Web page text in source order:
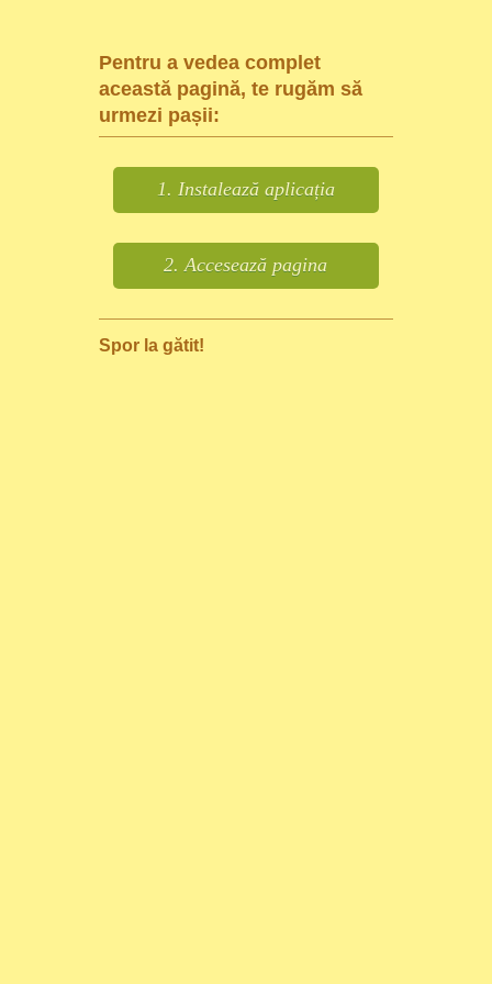
Pentru a vedea complet
această pagină, te rugăm să
urmezi pașii:
1. Instalează aplicația
2. Accesează pagina
Spor la gătit!